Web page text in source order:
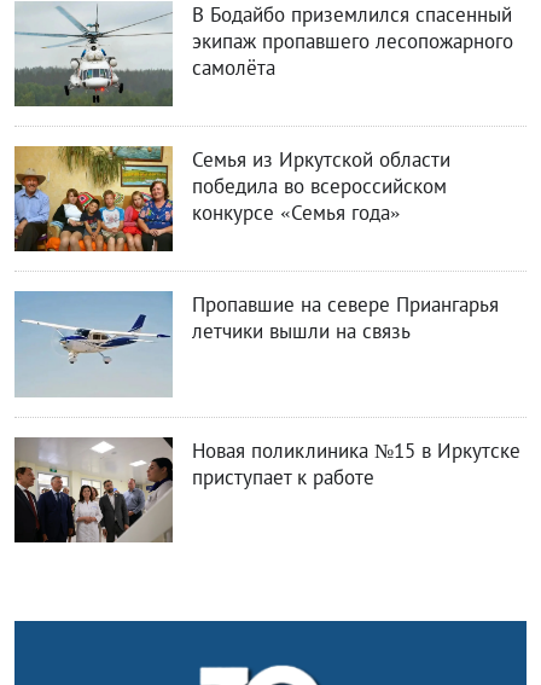
В Бодайбо приземлился спасенный
экипаж пропавшего лесопожарного
самолёта
Семья из Иркутской области
победила во всероссийском
конкурсе «Семья года»
Пропавшие на севере Приангарья
летчики вышли на связь
Новая поликлиника №15 в Иркутске
приступает к работе